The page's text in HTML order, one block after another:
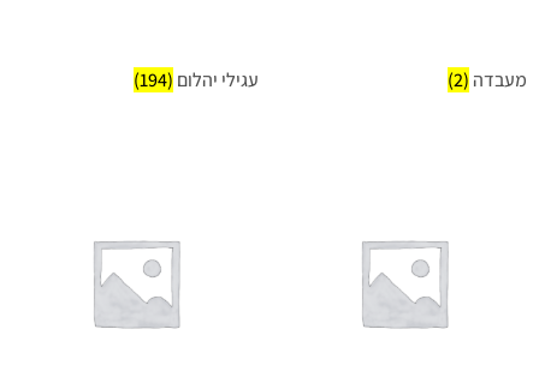
מעבדה (2) עגילי יהלום (194)